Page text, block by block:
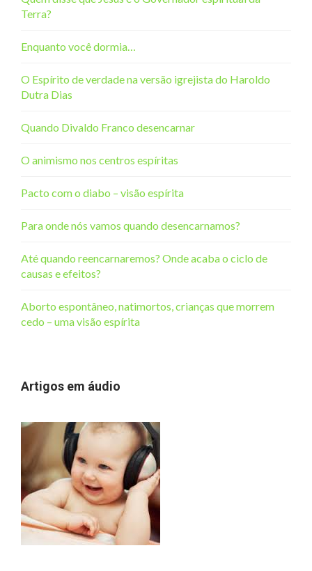
Terra?
Enquanto você dormia…
O Espírito de verdade na versão igrejista do Haroldo
Dutra Dias
Quando Divaldo Franco desencarnar
O animismo nos centros espíritas
Pacto com o diabo – visão espírita
Para onde nós vamos quando desencarnamos?
Até quando reencarnaremos? Onde acaba o ciclo de
causas e efeitos?
Aborto espontâneo, natimortos, crianças que morrem
cedo – uma visão espírita
Artigos em áudio